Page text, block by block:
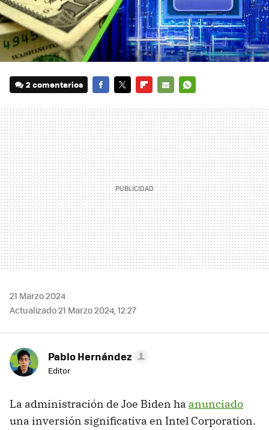
2 comentarios
MAIL
21 Marzo 2024
Actualizado 21 Marzo 2024, 12:27
Pablo Hernández
Editor
La administración de Joe Biden ha anunciado
una inversión significativa en Intel Corporation.